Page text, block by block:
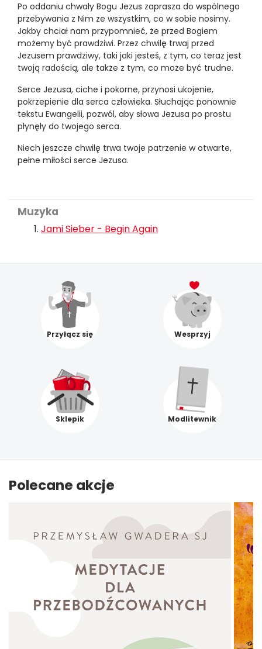
Po oddaniu chwały Bogu Jezus zaprasza do wspólnego
przebywania z Nim ze wszystkim, co w sobie nosimy.
Jakby chciał nam przypomnieć, że przed Bogiem
możemy być prawdziwi. Przez chwilę trwaj przed
Jezusem prawdziwy, taki jaki jesteś, z tym, co teraz jest
twoją radością, ale także z tym, co może być trudne.
Serce Jezusa, ciche i pokorne, przynosi ukojenie,
pokrzepienie dla serca człowieka. Słuchając ponownie
tekstu Ewangelii, pozwól, aby słowa Jezusa po prostu
płynęły do twojego serca.
Niech jeszcze chwilę trwa twoje patrzenie w otwarte,
pełne miłości serce Jezusa.
Muzyka
Jami Sieber - Begin Again
Przyłącz się Wesprzyj
Sklepik Modlitewnik
Polecane akcje